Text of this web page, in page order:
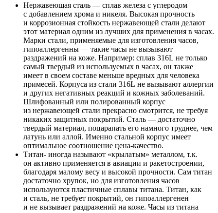
Нержавеющая сталь — сплав железа с углеродом
с добавлением хрома и никеля. Высокая прочность
и коррозионная стойкость нержавеющей стали делают
этот материал одним из лучших для применения в часах.
Марки стали, применяемые для изготовления часов,
гипоаллергенны — такие часы не вызывают
раздражений на коже. Например: сплав 316L не только
самый твердый из используемых в часах, он также
имеет в своем составе меньше вредных для человека
примесей. Корпуса из стали 316L не вызывают аллергии
и других негативных реакций и кожных заболеваний.
Шлифованный или полированный корпус
из нержавеющей стали прекрасно смотрится, не требуя
никаких защитных покрытий. Сталь — достаточно
твердый материал, поцарапать его намного труднее, чем
латунь или аллой. Именно стальной корпус имеет
оптимальное соотношение цена-качество.
Титан- иногда называют «крылатым» металлом, т.к.
он активно применяется в авиации и ракетостроении,
благодаря малому весу и высокой прочности. Сам титан
достаточно хрупок, но для изготовления часов
используются пластичные сплавы титана. Титан, как
и сталь, не требует покрытий, он гипоаллергенен
и не вызывает раздражений на коже. Часы из титана